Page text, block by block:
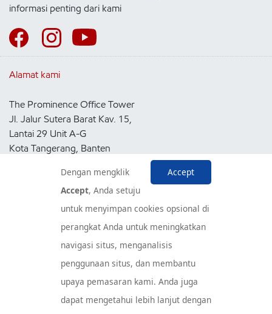
informasi penting dari kami
Alamat kami
The Prominence Office Tower
Jl. Jalur Sutera Barat Kav. 15,
Lantai 29 Unit A-G
Kota Tangerang, Banten
Pusat Layanan Konsumen
Accept
Dengan mengklik
Accept, Anda setuju
untuk menyimpan cookies opsional di
perangkat Anda untuk meningkatkan
navigasi situs, menganalisis
penggunaan situs, dan membantu
upaya pemasaran kami. Anda juga
dapat mengetahui lebih lanjut dengan